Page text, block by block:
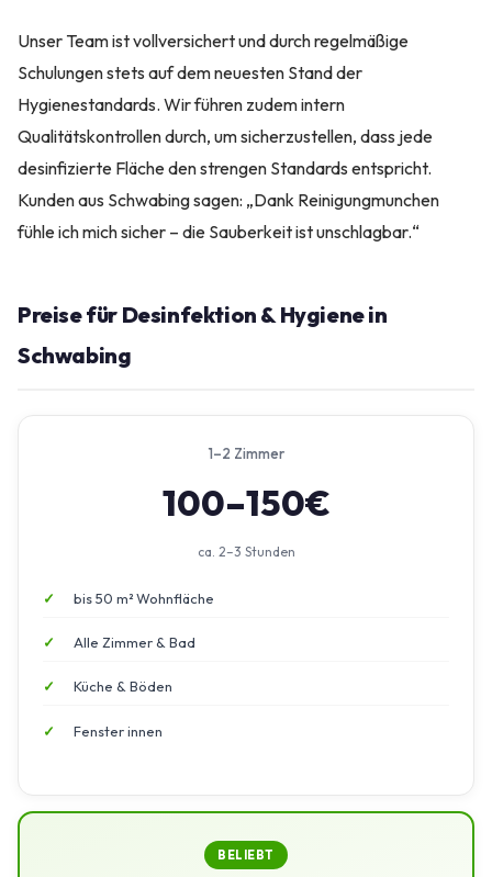
Unser Team ist vollversichert und durch regelmäßige
Schulungen stets auf dem neuesten Stand der
Hygienestandards. Wir führen zudem intern
Qualitätskontrollen durch, um sicherzustellen, dass jede
desinfizierte Fläche den strengen Standards entspricht.
Kunden aus Schwabing sagen: „Dank Reinigungmunchen
fühle ich mich sicher – die Sauberkeit ist unschlagbar.“
Preise für Desinfektion & Hygiene in
Schwabing
1–2 Zimmer
100–150€
ca. 2–3 Stunden
bis 50 m² Wohnfläche
Alle Zimmer & Bad
Küche & Böden
Fenster innen
BELIEBT